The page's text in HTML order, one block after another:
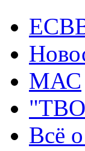
МАС
Всё